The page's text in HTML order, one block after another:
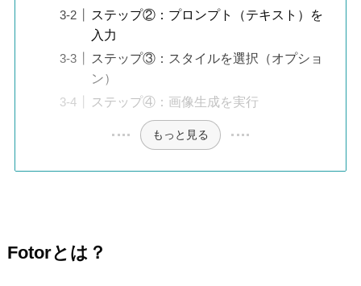
ステップ②：プロンプト（テキスト）を
入力
ステップ③：スタイルを選択（オプショ
ン）
ステップ④：画像生成を実行
もっと見る
Fotorとは？